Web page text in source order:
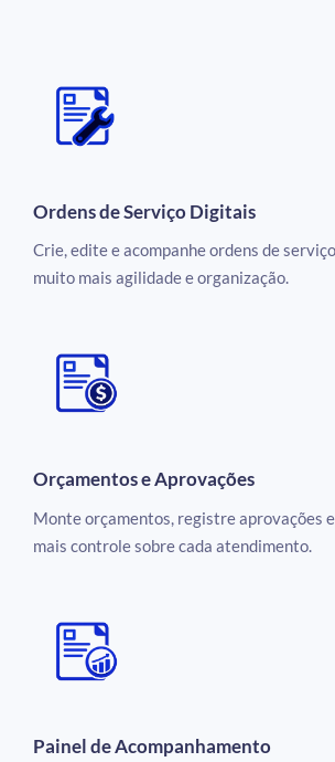
Ordens de Serviço Digitais
Crie, edite e acompanhe ordens de
muito mais agilidade e organização.
Orçamentos e Aprovações
Monte orçamentos, registre aprovações
mais controle sobre cada atendimento.
Painel de Acompanhamento